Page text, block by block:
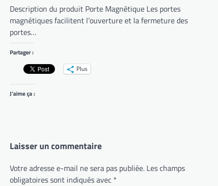
Description du produit Porte Magnétique Les portes
magnétiques facilitent l’ouverture et la fermeture des
portes…
Partager :
Plus
J’aime ça :
Laisser un commentaire
Votre adresse e-mail ne sera pas publiée. Les champs
obligatoires sont indiqués avec *